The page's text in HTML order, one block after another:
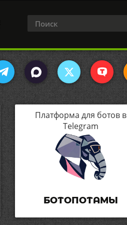
Платформа для ботов в
Telegram
БОТОПОТАМЫ